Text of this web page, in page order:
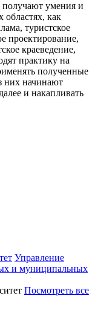
получают умения и
как
туристское
проектирование,
краеведение,
практику на
полученные
них начинают
и накапливать
Управление
и муниципальных
Посмотреть все